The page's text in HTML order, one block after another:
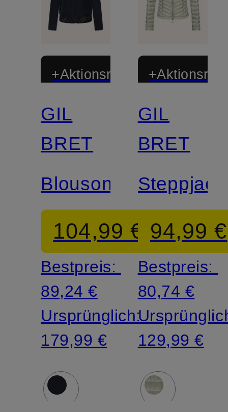
+Aktionsrabatt
GIL
BRET
Blouson
104,99 €
Bestpreis:
89,24 €
Ursprünglich:
179,99 €
GIL
BRET
94,99 €
Bestpreis:
80,74 €
129,99 €